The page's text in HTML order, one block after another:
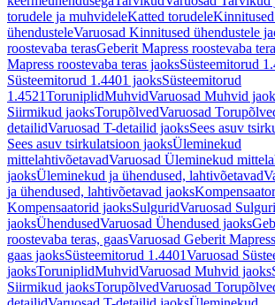
torudele ja muhvideleKatted torudele
ühendusteleVaruosad Kinnitused ühendustele
roostevaba terasGeberit Mapress roostevaba
Mapress roostevaba teras jaoksSüsteemitorud
Süsteemitorud 1.4401 jaoksSüsteemitorud
1.4521ToruniplidMuhvidVaruosad Muhvid
Siirmikud jaoksTorupõlvedVaruosad
detailidVaruosad T-detailid jaoksSees asuv
Sees asuv tsirkulatsioon jaoksÜleminekud
mittelahtivõetavadVaruosad Üleminekud
jaoksÜleminekud ja ühendused, lahtivõetavad
ja ühendused, lahtivõetavad jaoks
Kompensaatorid jaoksSulguridVaruosad
jaoksÜhendusedVaruosad Ühendused jaoks
roostevaba teras, gaasVaruosad Geberit
gaas jaoksSüsteemitorud 1.4401Varuosad
jaoksToruniplidMuhvidVaruosad Muhvid jaoks
Siirmikud jaoksTorupõlvedVaruosad